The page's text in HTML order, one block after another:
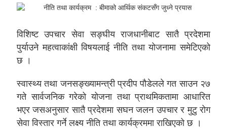
विशिष्ट उपचार सेवा सङ्घीय राजधानीबाट सातै प्रदेशमा
पुर्याउने महत्वाकांक्षी विषयलाई नीति तथा योजनामा समेटिएको
छ ।
स्वास्थ्य तथा जनसङ्ख्यामन्त्री प्रदीप पौडेलले गत साउन २७
गते सार्वजनिक गरेको योजना तथा प्राथमिकतामा आधारित
भएर जसअनुसार सातै प्रदेशमा सघन जलन उपचार र मुटु रोग
सेवा विस्तार गर्ने लक्ष्य नीति तथा कार्यक्रममा राखिएको छ ।